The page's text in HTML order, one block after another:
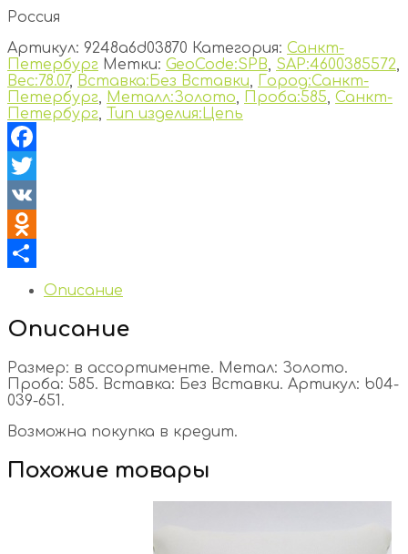
Россия
Артикул: 9248a6d03870 Категория: Санкт-
Петербург Метки: GeoCode:SPB, SAP:4600385572,
Вес:78.07, Вставка:Без Вставки, Город:Санкт-
Петербург, Металл:Золото, Проба:585, Санкт-
Петербург, Тип изделия:Цепь
Facebook
Twitter
VK
Odnoklassniki
Отправить
Описание
Описание
Размер: в ассортименте. Метал: Золото.
Проба: 585. Вставка: Без Вставки. Артикул: b04-
039-651.
Возможна покупка в кредит.
Похожие товары